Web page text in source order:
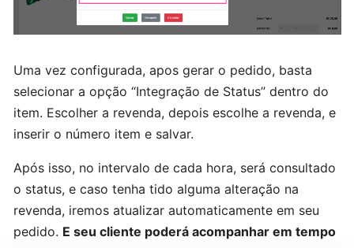
de
Cadastrando
usuário
Cadastrando
um
vendedor
Uma vez configurada, apos gerar o pedido, basta
selecionar a opção “Integração de Status” dentro do
item. Escolher a revenda, depois escolhe a revenda, e
inserir o número item e salvar.
Após isso, no intervalo de cada hora, será consultado
o status, e caso tenha tido alguma alteração na
revenda, iremos atualizar automaticamente em seu
pedido. E seu cliente poderá acompanhar em tempo